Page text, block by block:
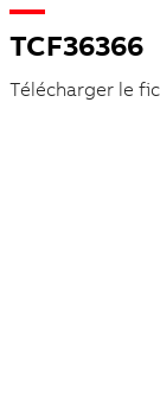
TCF36366
Télécharger le